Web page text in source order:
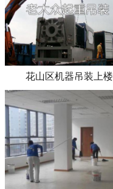
花山区机器吊装上楼